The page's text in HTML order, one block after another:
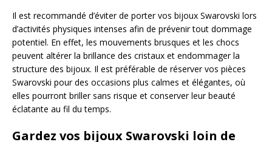
Il est recommandé d’éviter de porter vos bijoux Swarovski lors
d’activités physiques intenses afin de prévenir tout dommage
potentiel. En effet, les mouvements brusques et les chocs
peuvent altérer la brillance des cristaux et endommager la
structure des bijoux. Il est préférable de réserver vos pièces
Swarovski pour des occasions plus calmes et élégantes, où
elles pourront briller sans risque et conserver leur beauté
éclatante au fil du temps.
Gardez vos bijoux Swarovski loin de